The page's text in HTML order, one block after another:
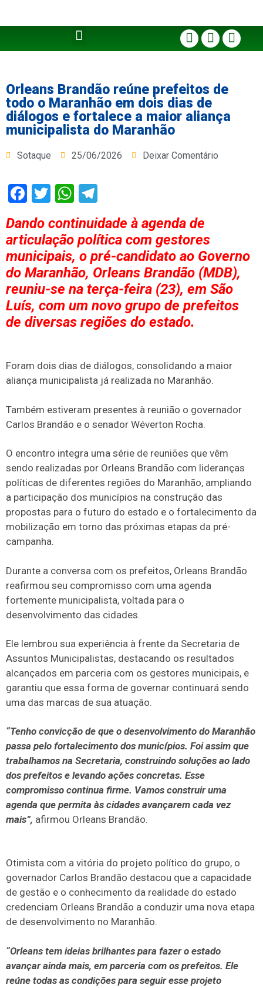
Orleans Brandão reúne prefeitos de
todo o Maranhão em dois dias de
diálogos e fortalece a maior aliança
municipalista do Maranhão
Sotaque 25/06/2026 Deixar Comentário
Facebook
TwitterWhatsApp
Dando continuidade à agenda de
articulação política com gestores
municipais, o pré-candidato ao Governo
do Maranhão, Orleans Brandão (MDB),
reuniu-se na terça-feira (23), em São
Luís, com um novo grupo de prefeitos
de diversas regiões do estado.
Foram dois dias de diálogos, consolidando a maior
aliança municipalista já realizada no Maranhão.
Também estiveram presentes à reunião o governador
Carlos Brandão e o senador Wéverton Rocha.
O encontro integra uma série de reuniões que vêm
sendo realizadas por Orleans Brandão com lideranças
políticas de diferentes regiões do Maranhão, ampliando
a participação dos municípios na construção das
propostas para o futuro do estado e o fortalecimento da
mobilização em torno das próximas etapas da pré-
campanha.
Durante a conversa com os prefeitos, Orleans Brandão
reafirmou seu compromisso com uma agenda
fortemente municipalista, voltada para o
desenvolvimento das cidades.
Ele lembrou sua experiência à frente da Secretaria de
Assuntos Municipalistas, destacando os resultados
alcançados em parceria com os gestores municipais, e
garantiu que essa forma de governar continuará sendo
uma das marcas de sua atuação.
“Tenho convicção de que o desenvolvimento do Maranhão
passa pelo fortalecimento dos municípios. Foi assim que
trabalhamos na Secretaria, construindo soluções ao lado
dos prefeitos e levando ações concretas. Esse
compromisso continua firme. Vamos construir uma
agenda que permita às cidades avançarem cada vez
mais”, afirmou Orleans Brandão.
Otimista com a vitória do projeto político do grupo, o
governador Carlos Brandão destacou que a capacidade
de gestão e o conhecimento da realidade do estado
credenciam Orleans Brandão a conduzir uma nova etapa
de desenvolvimento no Maranhão.
“Orleans tem ideias brilhantes para fazer o estado
avançar ainda mais, em parceria com os prefeitos. Ele
reúne todas as condições para seguir esse projeto